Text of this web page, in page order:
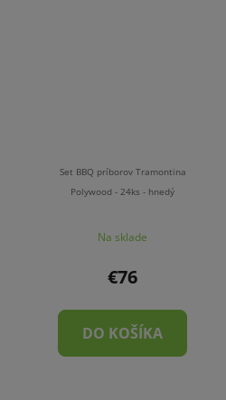
Set BBQ príborov Tramontina
Polywood - 24ks - hnedý
Na sklade
€76
DO KOŠÍKA